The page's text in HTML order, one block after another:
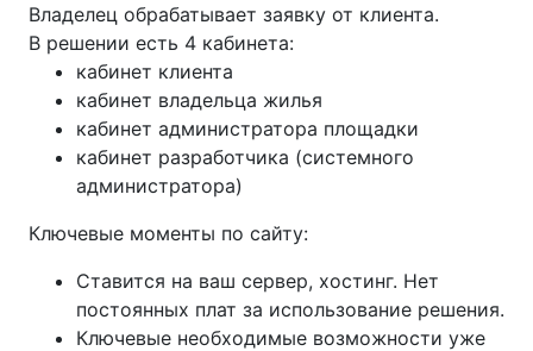
Владелец обрабатывает заявку от клиента.
В решении есть 4 кабинета:
кабинет клиента
кабинет владельца жилья
кабинет администратора площадки
кабинет разработчика (системного
администратора)
Ключевые моменты по сайту:
Ставится на ваш сервер, хостинг. Нет
постоянных плат за использование решения.
Ключевые необходимые возможности уже